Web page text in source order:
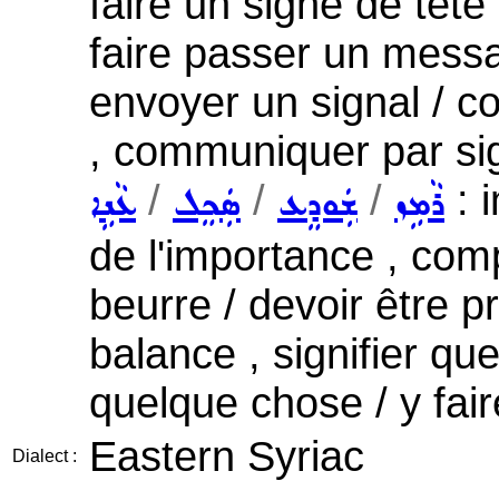
faire passer un
envoyer un signal /
, communiquer par
ܥܵܢܹܐ / ܣܲܟܸܠ / ܫܲܘܕܸܥ / ܪܵܡܹܙ :
de l'importance ,
beurre / devoir être
balance , signifier
quelque chose / y
Dialect : Eastern Syriac